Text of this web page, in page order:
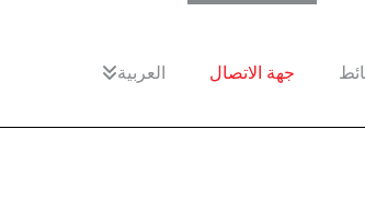
جهة الاتصال العربية